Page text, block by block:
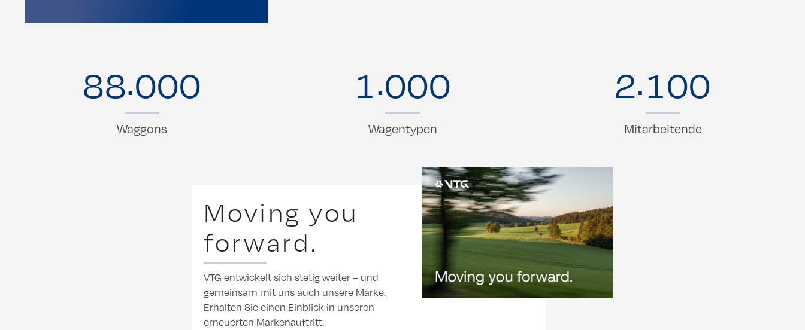
88.000
Waggons
1.000
Wagentypen
2.100
Mitarbeitende
Moving you
forward.
VTG entwickelt sich stetig weiter – und
gemeinsam mit uns auch unsere Marke.
Erhalten Sie einen Einblick in unseren
erneuerten Markenauftritt.